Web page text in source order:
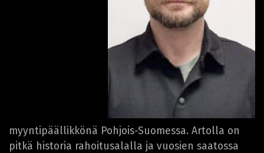
myyntipäällikkönä Pohjois-Suomessa. Artolla on
pitkä historia rahoitusalalla ja vuosien saatossa